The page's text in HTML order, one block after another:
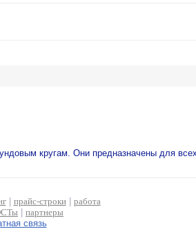
кругам. Они предназначены для
| прайс-строки| работа
партнеры
связь